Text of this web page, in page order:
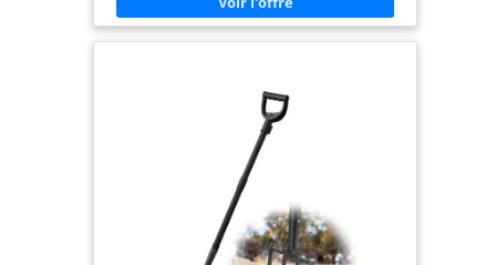
surface de contact 4 fois supérieure à celle des
outils traditionnels à poignée en d procure un
sur du polypropylène. DGA 2017 Green Thumb
Award: Outil de jardin le plus innovant.
Recommandé comme la meilleure pelle robuste
pour un usage personnel et professionnel.